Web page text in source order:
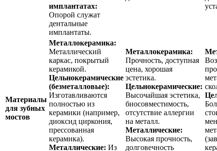
имплантатах:
Опорой служат
дентальные
имплантаты.
Материалы
для зубных
мостов
Металлокерамика:
Металлический
каркас, покрытый
керамикой.
Цельнокерамические
(безметалловые):
Изготавливаются
полностью из
керамики (например,
диоксид циркония,
прессованная
керамика).
Металлические: Из
Металлокерамика:
Прочность, доступная
цена, хорошая
эстетика.
Цельнокерамические:
Высочайшая эстетика,
биосовместимость,
отсутствие аллергии
на металл.
Металлические:
Высокая прочность,
долговечность